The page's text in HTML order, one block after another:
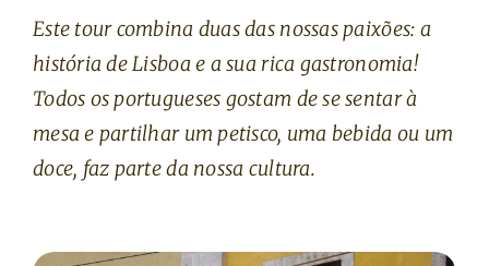
Este tour combina duas das nossas paixões: a
história de Lisboa e a sua rica gastronomia!
Todos os portugueses gostam de se sentar à
mesa e partilhar um petisco, uma bebida ou um
doce, faz parte da nossa cultura.